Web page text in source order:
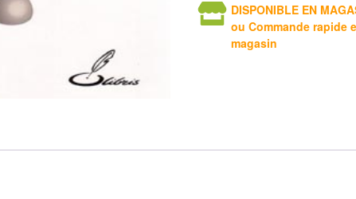
DISPONIBLE EN
ou Commande rapide
magasin